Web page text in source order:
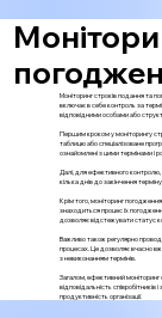
Моніторинг строків подання та
включає в себе контроль за
відповідними особами або
Першим кроком у моніторингу
таблицю або спеціалізоване
ознайомлені з цими термінами і
Далі, для ефективного
кілька днів до закінчення
Крім того, моніторинг
знаходиться процес їх
дозволяє відстежувати статус
Важливо також регулярно
процесах. Це дозволяє вчасно
з невиконанням термінів.
Загалом, ефективний
відповідальність
продуктивність організації.